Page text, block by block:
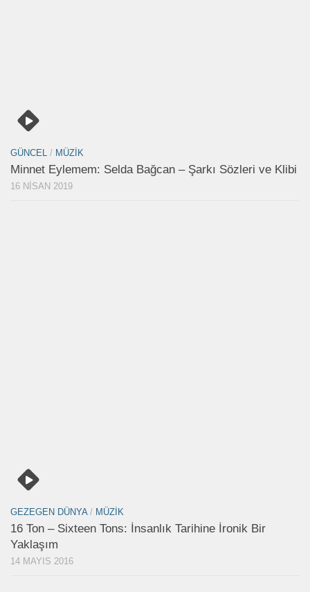
GÜNCEL / MÜZIK
Minnet Eylemem: Selda Bağcan – Şarkı Sözleri ve Klibi
16 NISAN 2019
GEZEGEN DÜNYA/ MÜZIK
16 Ton – Sixteen Tons: İnsanlık Tarihine İronik Bir
Yaklaşım
14 MAYIS 2016